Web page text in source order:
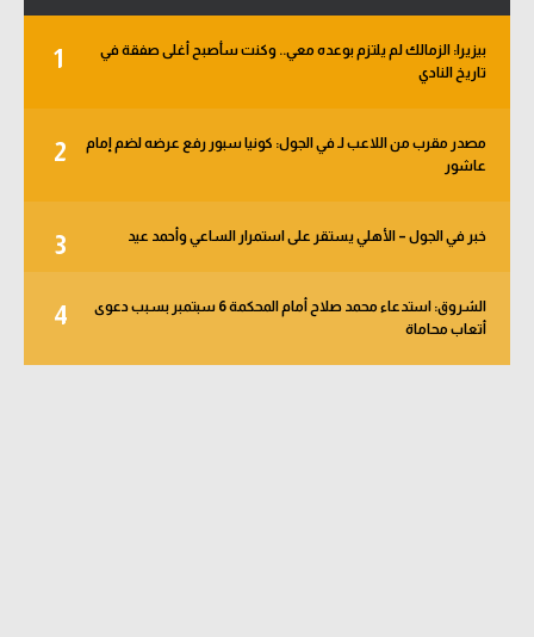
1
بيزيرا: الزمالك لم يلتزم بوعده معي.. وكنت سأصبح أغلى صفقة في
تاريخ النادي
2
مصدر مقرب من اللاعب لـ في الجول: كونيا سبور رفع عرضه لضم إمام
عاشور
3 خبر في الجول – الأهلي يستقر على استمرار الساعي وأحمد عيد
4
الشروق: استدعاء محمد صلاح أمام المحكمة 6 سبتمبر بسبب دعوى
أتعاب محاماة